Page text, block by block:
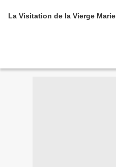
La Visitation de la Vierge Marie